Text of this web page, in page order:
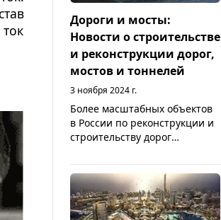
Дороги и мосты:
Новости о строительстве
и реконструкции дорог,
мостов и тоннелей
3 ноября 2024 г.
Более масштабных объектов
в России по реконструкции и
строительству дорог
проведение работ по
устройству и реконструкции
путепроводов, магистральных
улиц, мостов и городов